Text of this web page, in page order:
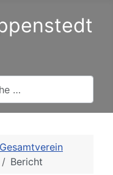
Gesamtverein
Bericht